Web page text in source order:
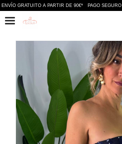
ENVÍO GRATUITO A PARTIR DE 90€* PAGO SEGURO